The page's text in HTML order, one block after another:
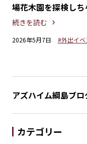
場花木園を探検し
続きを読む
2026年5月7日 #外出イベ
アズハイム綱島ブロ
カテゴリー